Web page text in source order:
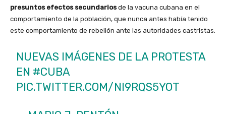
presuntos efectos secundariosde la vacuna cubana en el
comportamiento de la población, que nunca antes había tenido
este comportamiento de rebelión ante las autoridades castristas.
NUEVAS IMÁGENES DE LA PROTESTA
EN #CUBA
PIC.TWITTER.COM/NI9RQS5YOT